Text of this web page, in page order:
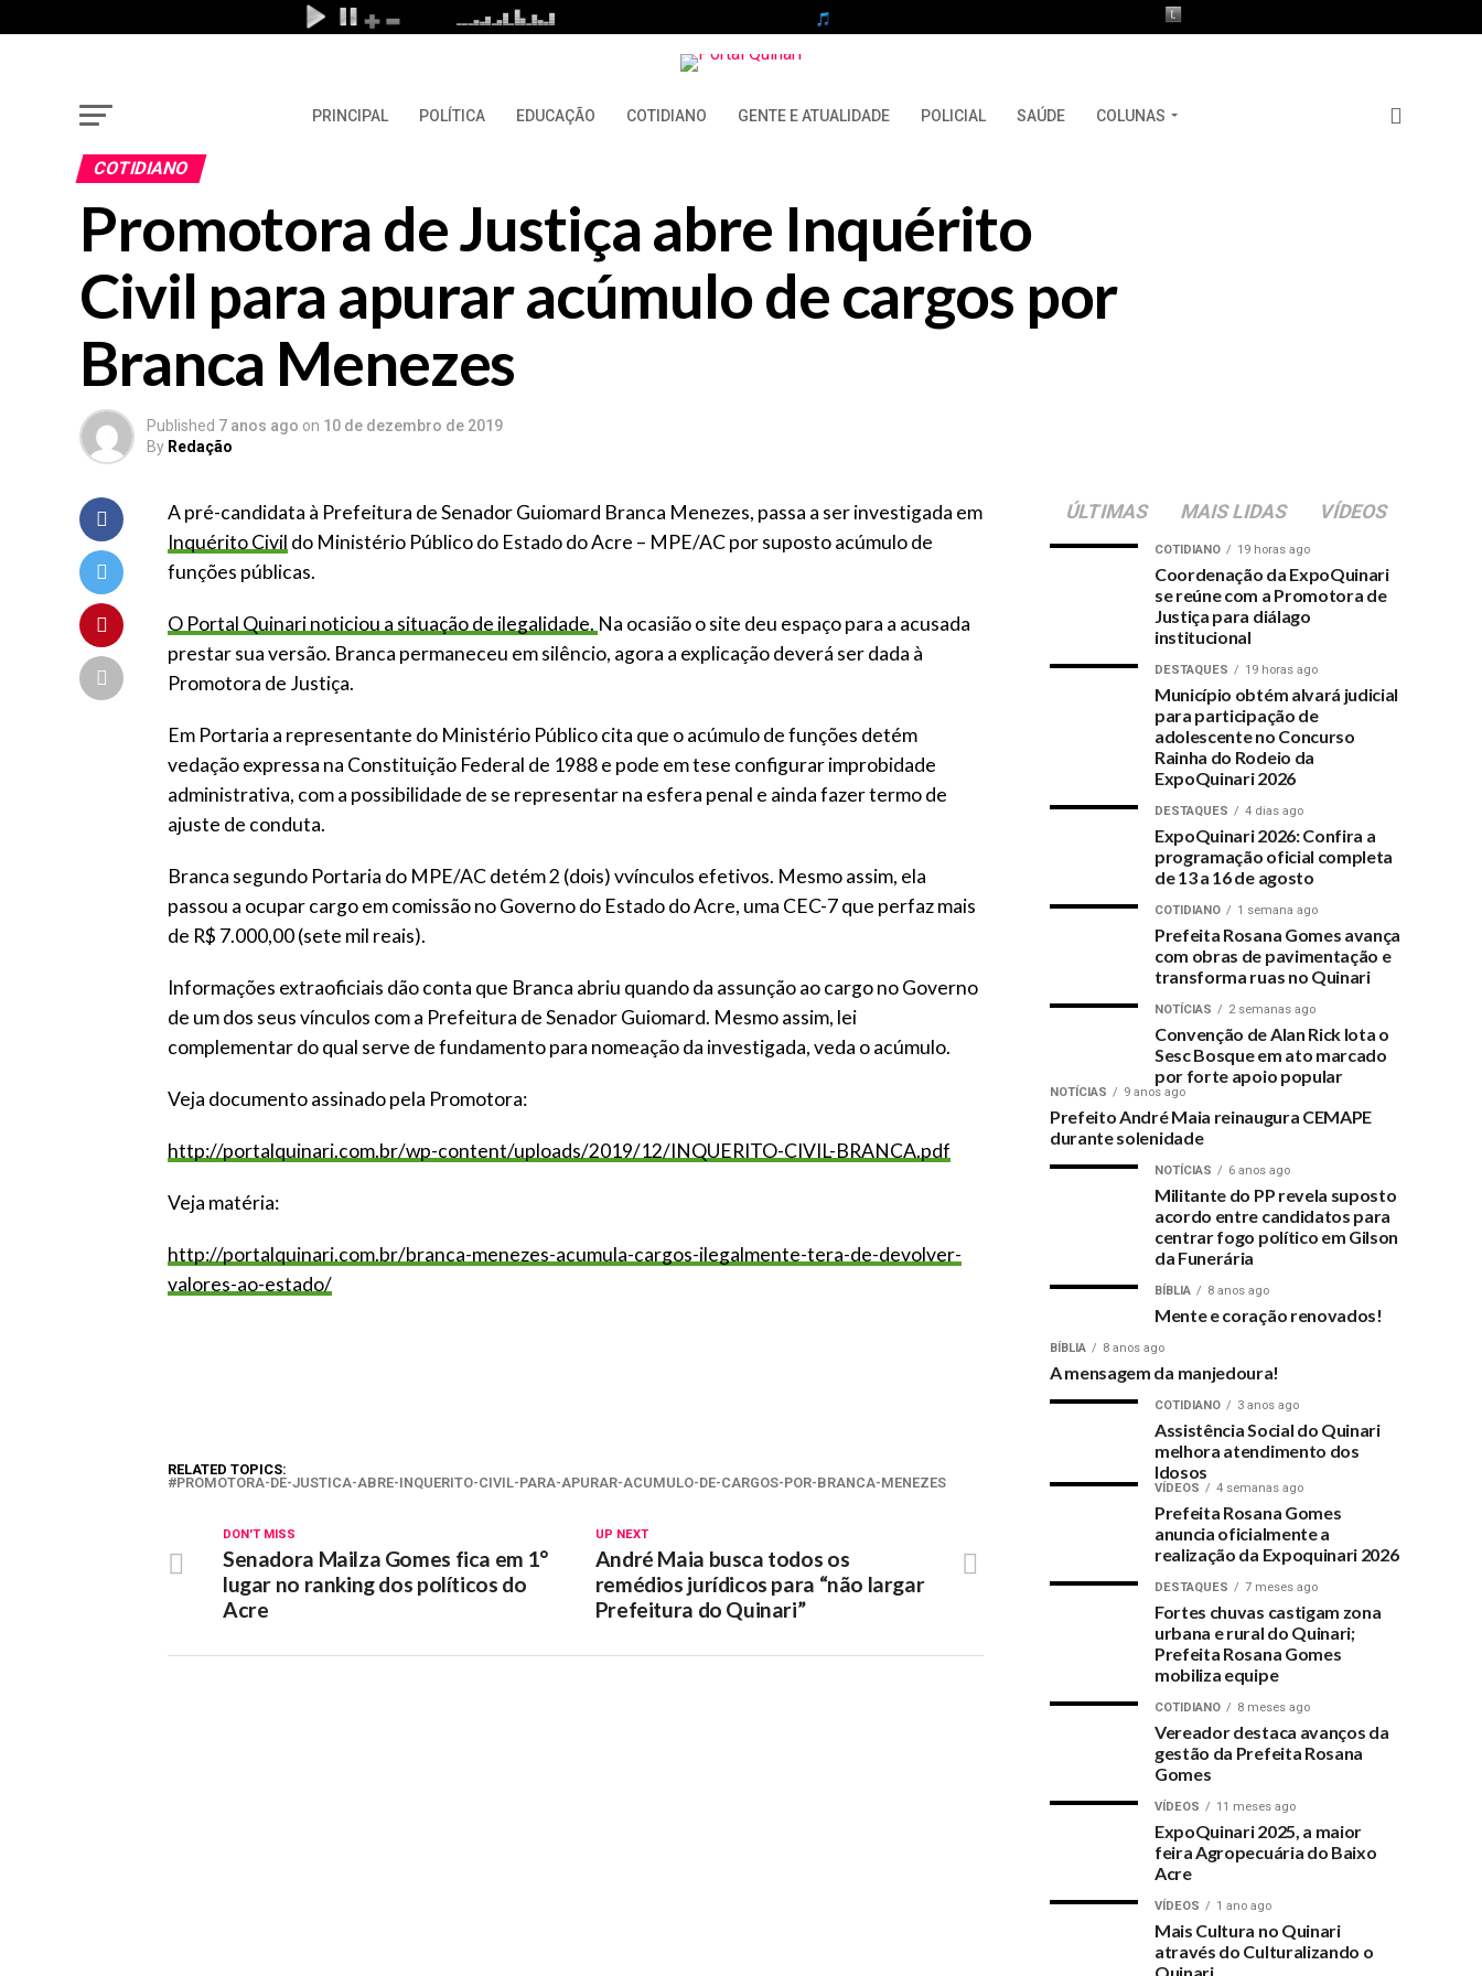
PRINCIPAL POLÍTICA EDUCAÇÃO COTIDIANO GENTE E ATUALIDADE POLICIAL SAÚDE COLUNAS
COTIDIANO
Promotora de Justiça abre Inquérito
Civil para apurar acúmulo de cargos por
Branca Menezes
Published 7 anos ago on 10 de dezembro de 2019
By Redação
A pré-candidata à Prefeitura de Senador Guiomard Branca Menezes, passa a ser investigada em
Inquérito Civil do Ministério Público do Estado do Acre – MPE/AC por suposto acúmulo de
funções públicas.
O Portal Quinari noticiou a situação de ilegalidade. Na ocasião o site deu espaço para a acusada
prestar sua versão. Branca permaneceu em silêncio, agora a explicação deverá ser dada à
Promotora de Justiça.
Em Portaria a representante do Ministério Público cita que o acúmulo de funções detém
vedação expressa na Constituição Federal de 1988 e pode em tese configurar improbidade
administrativa, com a possibilidade de se representar na esfera penal e ainda fazer termo de
ajuste de conduta.
Branca segundo Portaria do MPE/AC detém 2 (dois) vvínculos efetivos. Mesmo assim, ela
passou a ocupar cargo em comissão no Governo do Estado do Acre, uma CEC-7 que perfaz mais
de R$ 7.000,00 (sete mil reais).
Informações extraoficiais dão conta que Branca abriu quando da assunção ao cargo no Governo
de um dos seus vínculos com a Prefeitura de Senador Guiomard. Mesmo assim, lei
complementar do qual serve de fundamento para nomeação da investigada, veda o acúmulo.
Veja documento assinado pela Promotora:
http://portalquinari.com.br/wp-content/uploads/2019/12/INQUERITO-CIVIL-BRANCA.pdf
Veja matéria:
http://portalquinari.com.br/branca-menezes-acumula-cargos-ilegalmente-tera-de-devolver-
valores-ao-estado/
RELATED TOPICS:
PROMOTORA-DE-JUSTICA-ABRE-INQUERITO-CIVIL-PARA-APURAR-ACUMULO-DE-CARGOS-POR-BRANCA-MENEZES
UP NEXT
André Maia busca todos os
remédios jurídicos para “não largar
Prefeitura do Quinari”
DON'T MISS
Senadora Mailza Gomes fica em 1°
lugar no ranking dos políticos do
Acre
ÚLTIMAS MAIS LIDAS VÍDEOS
COTIDIANO 19 horas ago
Coordenação da ExpoQuinari
se reúne com a Promotora de
Justiça para diálago
institucional
DESTAQUES 19 horas ago
Município obtém alvará judicial
para participação de
adolescente no Concurso
Rainha do Rodeio da
ExpoQuinari 2026
DESTAQUES 4 dias ago
ExpoQuinari 2026: Confira a
programação oficial completa
de 13 a 16 de agosto
COTIDIANO 1 semana ago
Prefeita Rosana Gomes avança
com obras de pavimentação e
transforma ruas no Quinari
NOTÍCIAS 2 semanas ago
Convenção de Alan Rick lota o
Sesc Bosque em ato marcado
por forte apoio popular
NOTÍCIAS 9 anos ago
Prefeito André Maia reinaugura CEMAPE
durante solenidade
NOTÍCIAS 6 anos ago
Militante do PP revela suposto
acordo entre candidatos para
centrar fogo político em Gilson
da Funerária
BÍBLIA 8 anos ago
Mente e coração renovados!
BÍBLIA 8 anos ago
A mensagem da manjedoura!
COTIDIANO 3 anos ago
Assistência Social do Quinari
melhora atendimento dos
Idosos
VÍDEOS 4 semanas ago
Prefeita Rosana Gomes
anuncia oficialmente a
realização da Expoquinari 2026
DESTAQUES 7 meses ago
Fortes chuvas castigam zona
urbana e rural do Quinari;
Prefeita Rosana Gomes
mobiliza equipe
COTIDIANO 8 meses ago
Vereador destaca avanços da
gestão da Prefeita Rosana
Gomes
VÍDEOS 11 meses ago
ExpoQuinari 2025, a maior
feira Agropecuária do Baixo
Acre
VÍDEOS 1 ano ago
Mais Cultura no Quinari
através do Culturalizando o